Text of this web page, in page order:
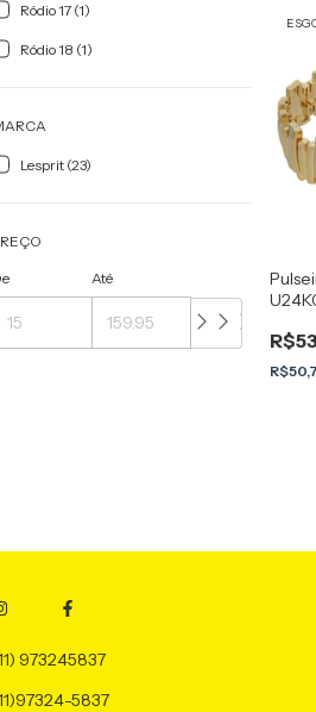
Ródio 17 (1)
Ródio 18 (1)
Lesprit (23)
Até
973245837
5837